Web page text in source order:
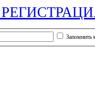
Запомнить